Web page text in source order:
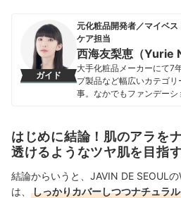
ガイド
元化粧品開発者／マイベ
ケア担当
西海友梨恵（Yurie
大手化粧品メーカーにて7
プ製品など幅広いカテゴ
事。なかでもファンデー
1500点以上のコスメを比
をもとに、成分や処方の背
内容もユーザーにわかりや
がらコンテンツを制作して
西海友梨恵（Yurie
はじめに結論！肌のアラを
透けるようなツヤ肌を目指
結論からいうと、JAVIN DE SEOUL
は、
しっかりカバーしつつナチュラ